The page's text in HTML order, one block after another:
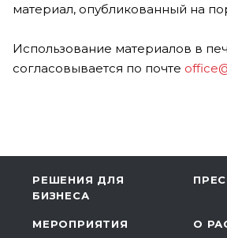
материал, опубликованный на
Использование материалов в
согласовывается по почте
РЕШЕНИЯ ДЛЯ
БИЗНЕСА
МЕРОПРИЯТИЯ О